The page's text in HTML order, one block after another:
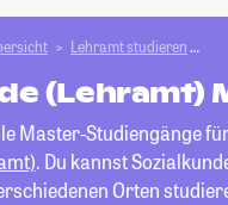
Lehramt studieren
(Lehramt)
Master-Studiengänge
. Du kannst
Orten